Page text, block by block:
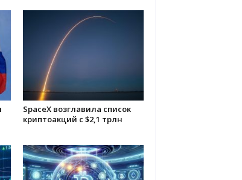
SpaceX возглавила список
криптоакций с $2,1 трлн